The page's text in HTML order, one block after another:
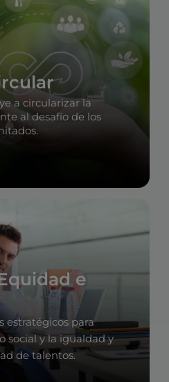
a circularizar la
al desafío de los
e
estratégicos para
social y la igualdad y
de talentos.